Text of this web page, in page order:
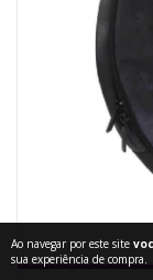
Ao navegar por este site
sua experiência de compra.